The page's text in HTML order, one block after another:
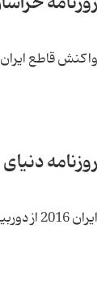
واکنش قاطع
روزنامه
ایران 2016 از دوربین جهانی